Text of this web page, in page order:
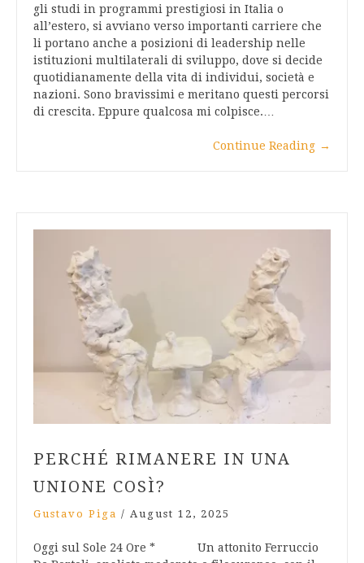
gli studi in programmi prestigiosi in Italia o
all’estero, si avviano verso importanti carriere che
li portano anche a posizioni di leadership nelle
istituzioni multilaterali di sviluppo, dove si decide
quotidianamente della vita di individui, società e
nazioni. Sono bravissimi e meritano questi percorsi
di crescita. Eppure qualcosa mi colpisce.…
Continue Reading →
PERCHÉ RIMANERE IN UNA
UNIONE COSÌ?
Gustavo Piga / August 12, 2025
Oggi sul Sole 24 Ore * Un attonito Ferruccio